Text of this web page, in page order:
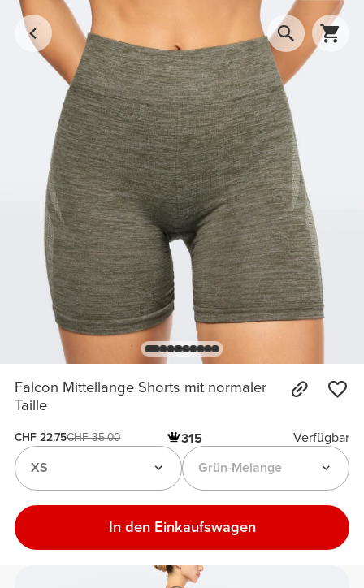
Falcon Mittellange Shorts mit normaler
Taille
CHF 22.75CHF 35.00 315
Verfügbar
Grün-Melange
XS
In den Einkaufswagen